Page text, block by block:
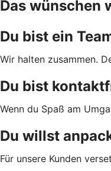
Das wünschen
Du bist ein
Wir halten zusammen.
Du bist
Wenn du Spaß am
Du willst
Für unsere Kunden